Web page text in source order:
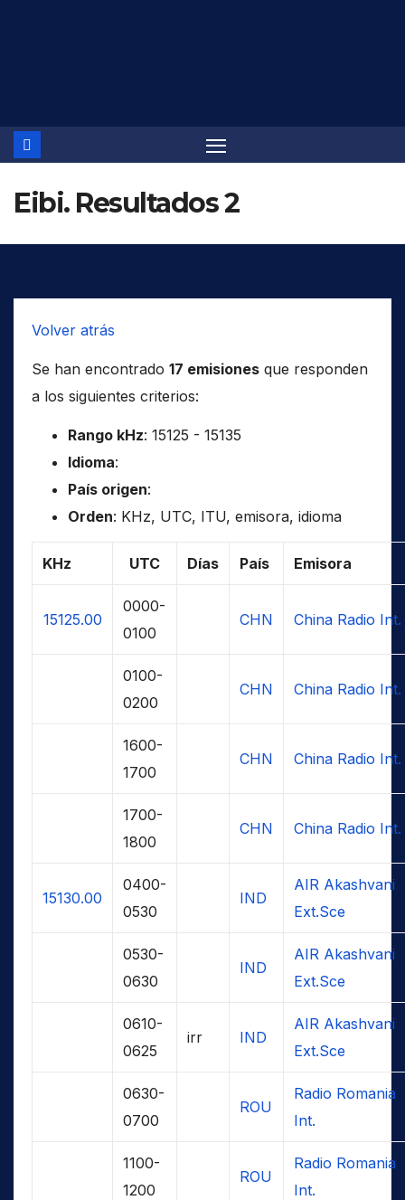
Eibi. Resultados 2
Volver atrás
Se han encontrado 17 emisiones que responden
a los siguientes criterios:
Rango kHz: 15125 - 15135
Idioma:
País origen:
Orden: KHz, UTC, ITU, emisora, idioma
KHz UTC Días País Emisora
15125.00
0000-
0100
CHN China Radio Int.
0100-
0200
CHN China Radio Int.
1600-
1700
CHN China Radio Int.
1700-
1800
CHN China Radio Int.
15130.00
0400-
0530
IND
AIR Akashvani
Ext.Sce
0530-
0630
IND
AIR Akashvani
Ext.Sce
0610-
0625
irr IND
AIR Akashvani
Ext.Sce
0630-
0700
ROU
Radio Romania
Int.
1100-
1200
ROU
Radio Romania
Int.